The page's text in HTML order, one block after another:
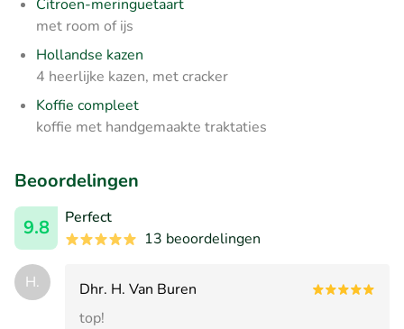
Citroen-meringuetaart
met room of ijs
Hollandse kazen
4 heerlijke kazen, met cracker
Koffie compleet
koffie met handgemaakte traktaties
Beoordelingen
9.8
Perfect
13 beoordelingen
H.
Dhr. H. Van Buren
top!